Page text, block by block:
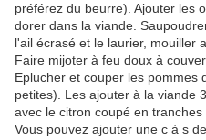
préférez du beurre). Ajouter les
dorer dans la viande.
l'ail écrasé et le laurier, mouiller
Faire mijoter à feu doux à
Eplucher et couper les pommes
petites). Les ajouter à la viande
avec le citron coupé en tranches
Vous pouvez ajouter une c à s